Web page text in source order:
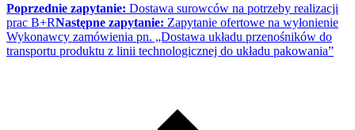
Poprzednie zapytanie: Dostawa surowców na potrzeby realizacji
prac B+RNastępne zapytanie: Zapytanie ofertowe na wyłonienie
Wykonawcy zamówienia pn. „Dostawa układu przenośników do
transportu produktu z linii technologicznej do układu pakowania”